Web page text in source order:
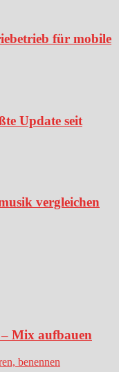
für mobile
Update seit
vergleichen
Mix aufbauen